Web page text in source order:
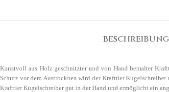
BESCHREIBUNG
Kunstvoll aus Holz geschnitzter und von Hand bemalter
Schutz vor dem Austrocknen wird der Krafttier
Krafttier Kugelschreiber gut in der Hand und ermöglicht ein